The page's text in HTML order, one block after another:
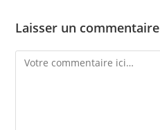
Laisser un commentaire
Comment